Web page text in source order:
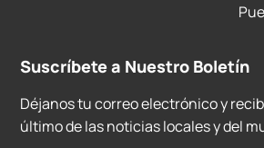
Suscríbete a Nuestro Boletín
Déjanos tu correo electrónico y
último de las noticias locales y del